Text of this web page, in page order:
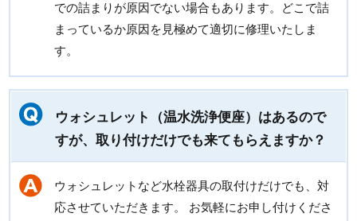
での詰まりが原因でない場合もあります。どこで詰
まっているか原因を見極めて適切に修理いたしま
す。
ウォシュレット（温水洗浄便座）はあるので
すが、取り付けだけでも来てもらえますか？
ウォシュレットなど水栓器具の取付けだけでも、対
応させていただきます。 お気軽にお申し付けくださ